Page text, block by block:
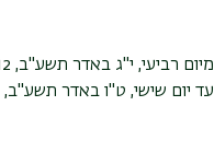
מיום רביעי, י"ג באדר תשע"ב, 7.3.2012
עד יום שישי, ט"ו באדר תשע"ב, 9.3.2012